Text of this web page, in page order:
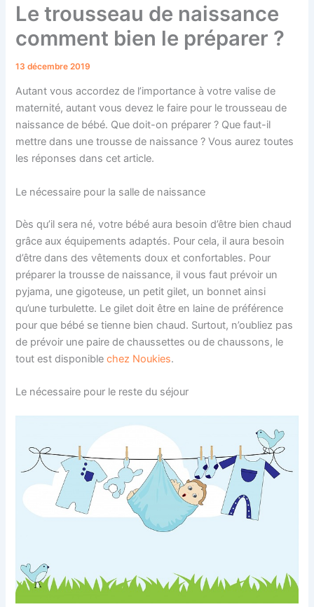
Le trousseau de naissance
comment bien le préparer ?
13 décembre 2019
Autant vous accordez de l’importance à votre valise de
maternité, autant vous devez le faire pour le trousseau de
naissance de bébé. Que doit-on préparer ? Que faut-il
mettre dans une trousse de naissance ? Vous aurez toutes
les réponses dans cet article.
Le nécessaire pour la salle de naissance
Dès qu’il sera né, votre bébé aura besoin d’être bien chaud
grâce aux équipements adaptés. Pour cela, il aura besoin
d’être dans des vêtements doux et confortables. Pour
préparer la trousse de naissance, il vous faut prévoir un
pyjama, une gigoteuse, un petit gilet, un bonnet ainsi
qu’une turbulette. Le gilet doit être en laine de préférence
pour que bébé se tienne bien chaud. Surtout, n’oubliez pas
de prévoir une paire de chaussettes ou de chaussons, le
tout est disponiblechez Noukies.
Le nécessaire pour le reste du séjour